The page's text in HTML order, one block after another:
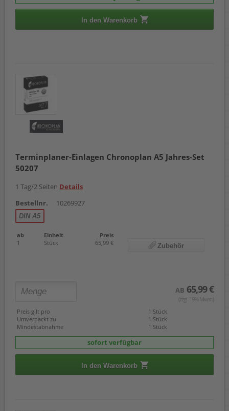
In den Warenkorb
Terminplaner-Einlagen Chronoplan A5 Jahres-Set
50207
1 Tag/2 Seiten Details
Bestellnr.
10269927
DIN A5
ab Einheit
Preis
1
Stück 65,99 € Zubehör
AB 65,99 €
(zzgl. 19% Mwst.)
Preis gilt pro
1 Stück
Umverpackt zu
1 Stück
Mindestabnahme
1 Stück
sofort verfügbar
In den Warenkorb